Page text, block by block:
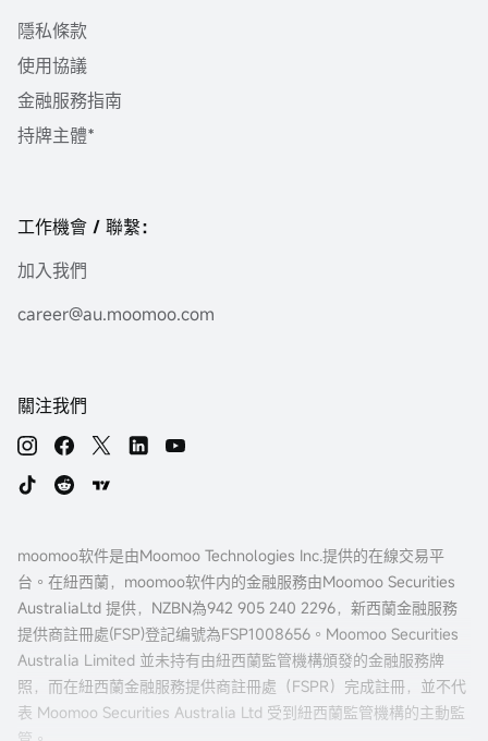
隱私條款
使用協議
金融服務指南
持牌主體*
工作機會 / 聯繫：
加入我們
career@au.moomoo.com
關注我們
moomoo软件是由Moomoo Technologies Inc.提供的在線交易平
台。在紐西蘭，moomoo软件内的金融服務由Moomoo Securities
AustraliaLtd 提供，NZBN為942 905 240 2296，新西蘭金融服務
提供商註冊處(FSP)登記编號為FSP1008656。Moomoo Securities
Australia Limited 並未持有由紐西蘭監管機構頒發的金融服務牌
照，而在紐西蘭金融服務提供商註冊處（FSPR）完成註冊，並不代
表 Moomoo Securities Australia Ltd 受到紐西蘭監管機構的主動監